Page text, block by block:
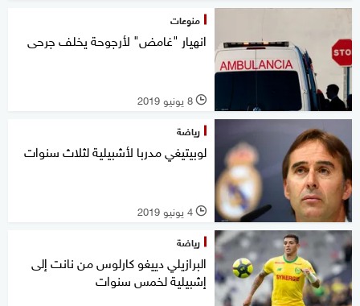
منوعات
انهيار "غامض" لأرجوحة يخلف جرحى
l 8 يونيو 2019
رياضة
لوبيتيغي مدربا لأشبيلية لثلاث سنوات
l 4 يونيو 2019
رياضة
البرازيلي دييغو كارلوس من نانت إلى
إشبيلية لخمس سنوات